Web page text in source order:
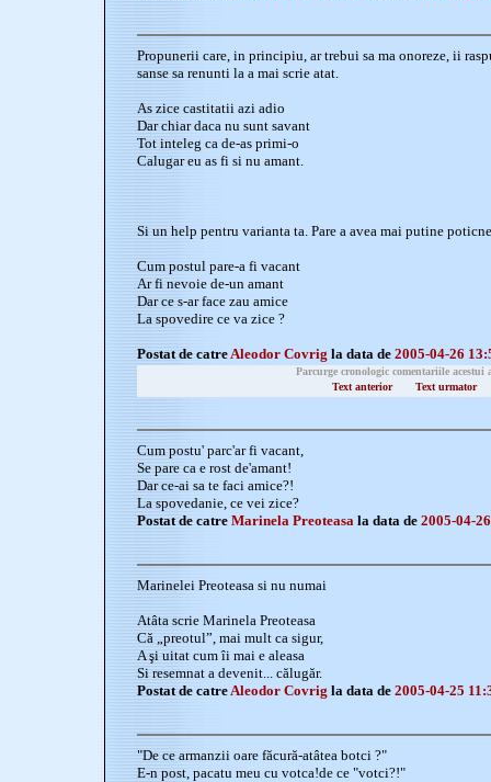
Propunerii care, in principiu, ar trebui sa ma onoreze, ii
sanse sa renunti la a mai scrie atat.
As zice castitatii azi adio
Dar chiar daca nu sunt savant
Tot inteleg ca de-as primi-o
Calugar eu as fi si nu amant.
Si un help pentru varianta ta. Pare a avea mai putine
Cum postul pare-a fi vacant
Ar fi nevoie de-un amant
Dar ce s-ar face zau amice
La spovedire ce va zice ?
Postat de catreAleodor Covrig la data de 2005-04-26
Parcurge cronologic comentariile acestui
Text anterior
Text urmator
Cum postu' parc'ar fi vacant,
Se pare ca e rost de'amant!
Dar ce-ai sa te faci amice?!
La spovedanie, ce vei zice?
Postat de catre Marinela Preoteasa la data de 2005-04-
Marinelei Preoteasa si nu numai
Atâta scrie Marinela Preoteasa
Că „preotul”, mai mult ca sigur,
A şi uitat cum îi mai e aleasa
Si resemnat a devenit... călugăr.
Postat de catreAleodor Covrig la data de 2005-04-25
"De ce armanzii oare făcură-atâtea botci ?"
E-n post, pacatu meu cu votca!de ce "votci?!"